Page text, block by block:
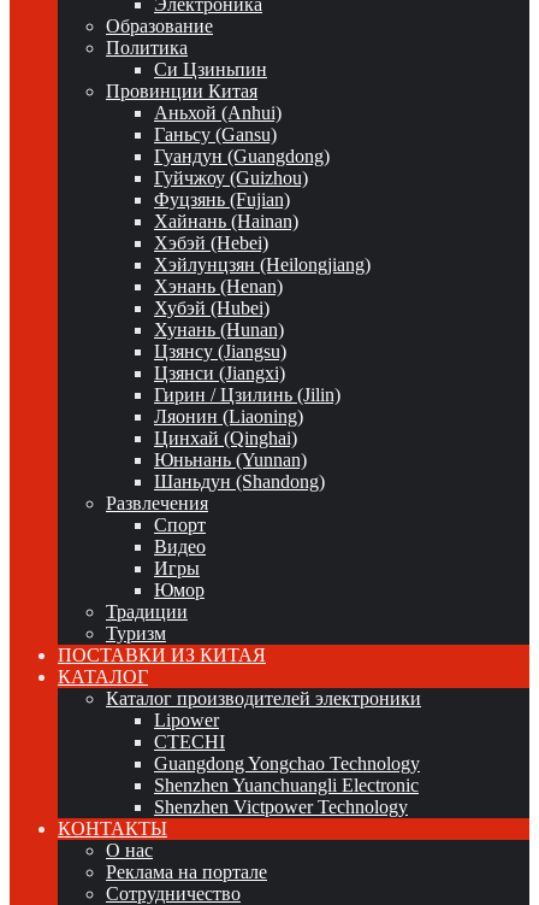
Электроника
Образование
Политика
Си Цзиньпин
Провинции Китая
Аньхой (Anhui)
Ганьсу (Gansu)
Гуандун (Guangdong)
Гуйчжоу (Guizhou)
Фуцзянь (Fujian)
Хайнань (Hainan)
Хэбэй (Hebei)
Хэйлунцзян (Heilongjiang)
Хэнань (Henan)
Хубэй (Hubei)
Хунань (Hunan)
Цзянсу (Jiangsu)
Цзянси (Jiangxi)
Гирин / Цзилинь (Jilin)
Ляонин (Liaoning)
Цинхай (Qinghai)
Юньнань (Yunnan)
Шаньдун (Shandong)
Развлечения
Спорт
Видео
Игры
Юмор
Традиции
Туризм
ПОСТАВКИ ИЗ КИТАЯ
КАТАЛОГ
Каталог производителей электроники
Lipower
CTECHI
Guangdong Yongchao Technology
Shenzhen Yuanchuangli Electronic
Shenzhen Victpower Technology
КОНТАКТЫ
О нас
Реклама на портале
Сотрудничество